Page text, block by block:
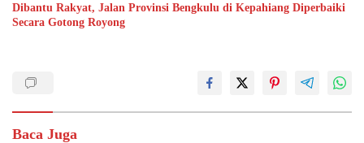
Dibantu Rakyat, Jalan Provinsi Bengkulu di Kepahiang Diperbaiki
Secara Gotong Royong
Baca Juga